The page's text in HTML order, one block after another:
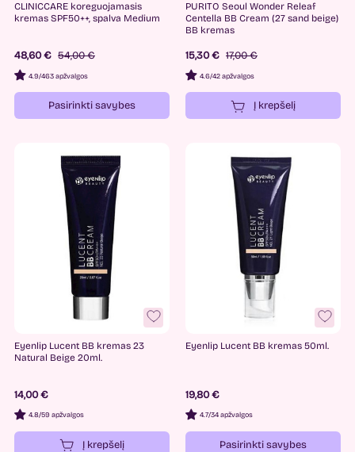
CANTABRIA LABS
Fluff 1
Keenwell 2
Luvum 1
Missha 1
PURITO
4
100ml.
1
35ml. 1
CLINICCARE koreguojamasis
kremas SPF50++, spalva Medium
48,60 € 54,00 €
4.9/463 apžvalgos
Pasirinkti savybes
PURITO Seoul Wonder Releaf
Centella BB Cream (27 sand beige)
BB kremas
15,30 € 17,00 €
4.6/42 apžvalgos
Į krepšelį
Eyenlip Lucent BB kremas 23
Natural Beige 20ml.
14,00 €
4.8/59 apžvalgos
Į krepšelį
Eyenlip Lucent BB kremas 50ml.
19,80 €
4.7/34 apžvalgos
Pasirinkti savybes